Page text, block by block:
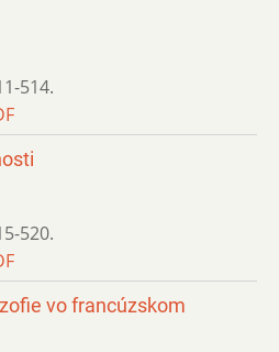
514.
520.
vo francúzskom